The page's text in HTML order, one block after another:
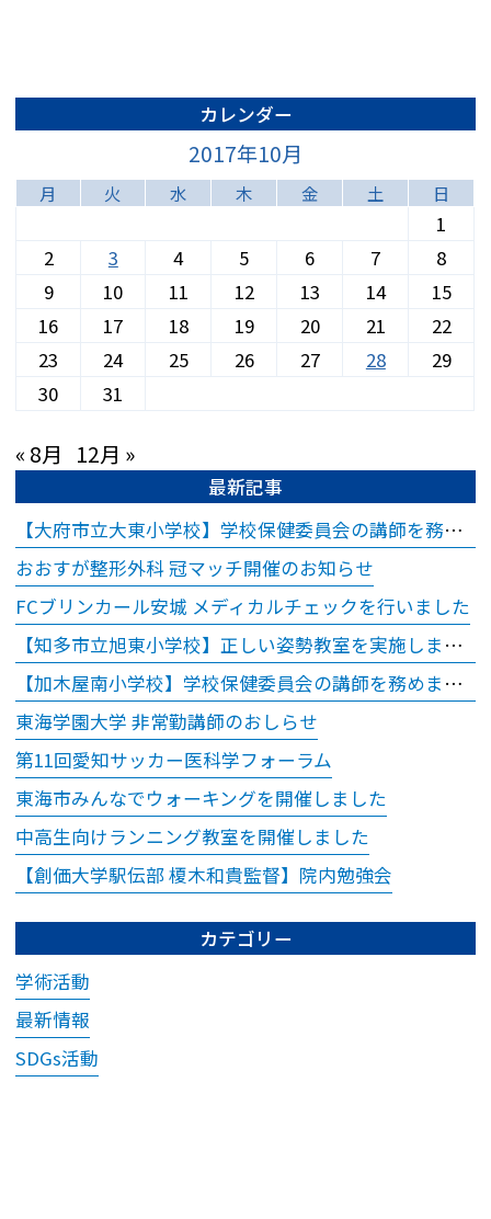
カレンダー
2017年10月
月 火 水 木 金 土 日
1
2
3 4 5 6 7
8
9
10 11 12 13 14
15
16
17 18 19 20 21
22
23
24 25 26 27 28
29
30
31
« 8月 12月 »
最新記事
【大府市立大東小学校】学校保健委員会の講師を務めました
おおすが整形外科 冠マッチ開催のお知らせ
FCブリンカール安城 メディカルチェックを行いました
【知多市立旭東小学校】正しい姿勢教室を実施しました
【加木屋南小学校】学校保健委員会の講師を務めました
東海学園大学 非常勤講師のおしらせ
第11回愛知サッカー医科学フォーラム
東海市みんなでウォーキングを開催しました
中高生向けランニング教室を開催しました
【創価大学駅伝部 榎木和貴監督】院内勉強会
カテゴリー
学術活動
最新情報
SDGs活動